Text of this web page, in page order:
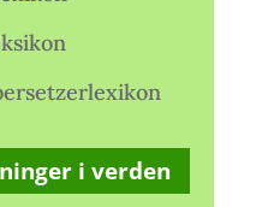
i verden